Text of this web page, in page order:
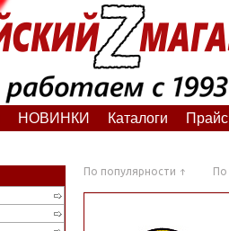
НОВИНКИ Каталоги Прайс
По популярности По